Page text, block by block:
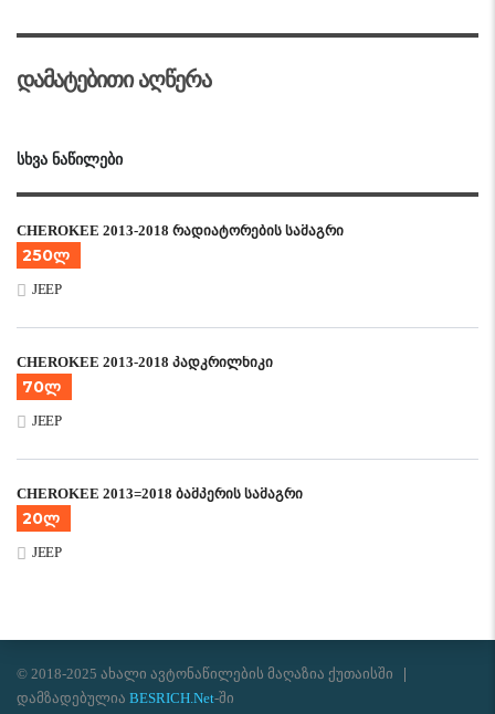
დამატებითი აღწერა
ᲡᲮᲕᲐ ᲜᲐᲬᲘᲚᲔᲑᲘ
CHEROKEE 2013-2018 რადიატორების სამაგრი
250ლ
JEEP
CHEROKEE 2013-2018 პადკრილნიკი
70ლ
JEEP
CHEROKEE 2013=2018 ბამპერის სამაგრი
20ლ
JEEP
© 2018-2025 ახალი ავტონაწილების მაღაზია ქუთაისში
დამზადებულია BESRICH.Net-ში